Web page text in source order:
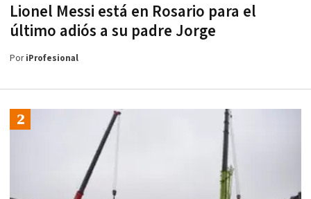
Lionel Messi está en Rosario para el
último adiós a su padre Jorge
PoriProfesional